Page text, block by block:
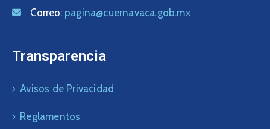
Correo: pagina@cuernavaca.gob.mx
Transparencia
Avisos de Privacidad
Reglamentos